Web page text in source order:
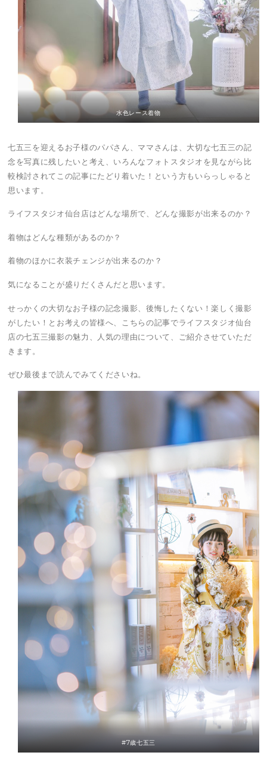
水色レース着物
七五三を迎えるお子様のパパさん、ママさんは、大切な七五三の記
念を写真に残したいと考え、いろんなフォトスタジオを見ながら比
較検討されてこの記事にたどり着いた！という方もいらっしゃると
思います。
ライフスタジオ仙台店はどんな場所で、どんな撮影が出来るのか？
着物はどんな種類があるのか？
着物のほかに衣装チェンジが出来るのか？
気になることが盛りだくさんだと思います。
せっかくの大切なお子様の記念撮影、後悔したくない！楽しく撮影
がしたい！とお考えの皆様へ、こちらの記事でライフスタジオ仙台
店の七五三撮影の魅力、人気の理由について、ご紹介させていただ
きます。
ぜひ最後まで読んでみてくださいね。
#7歳七五三